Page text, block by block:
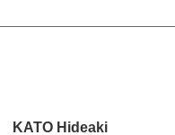
KATO Hideaki